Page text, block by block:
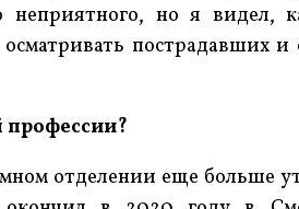
но я видел,
пострадавших и
профессии?
отделении еще больше